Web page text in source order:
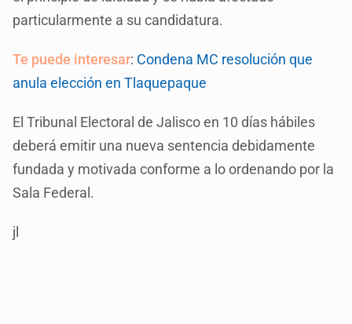
particularmente a su candidatura.
Te puede interesar: Condena MC resolución que
anula elección en Tlaquepaque
El Tribunal Electoral de Jalisco en 10 días hábiles
deberá emitir una nueva sentencia debidamente
fundada y motivada conforme a lo ordenando por la
Sala Federal.
jl